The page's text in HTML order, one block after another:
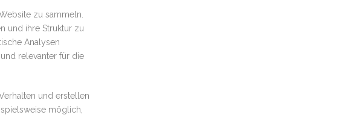
zu sammeln.
und ihre Struktur zu
Analysen
relevanter für die
und erstellen
möglich,